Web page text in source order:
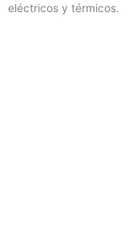
eléctricos y térmicos.